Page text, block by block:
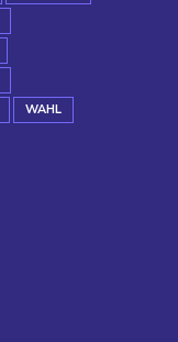
WAHL